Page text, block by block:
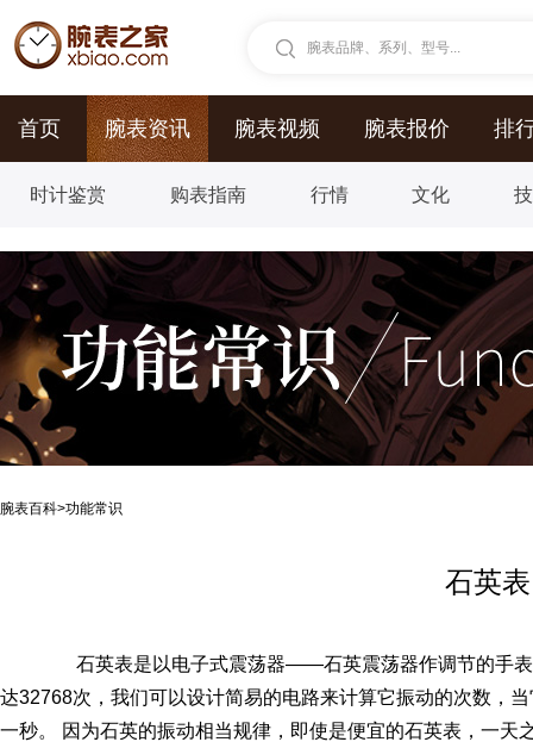
腕表品牌、系列、型号...
首页 腕表资讯 腕表视频 腕表报价 排
时计鉴赏 购表指南 行情 文化
腕表百科>功能常识
石英表
石英表是以电子式震荡器――石英震荡器作调节的手表
达32768次，我们可以设计简易的电路来计算它振动的次数，
一秒。 因为石英的振动相当规律，即使是便宜的石英表，一天